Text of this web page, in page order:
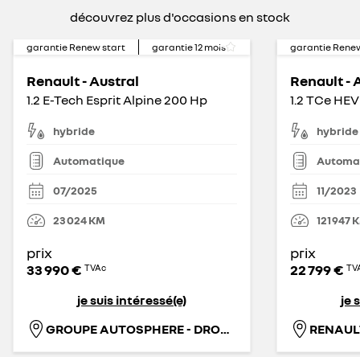
découvrez plus d'occasions en stock
garantie Renew start garantie12 mois
Renault - Austral
1.2 E-Tech Esprit Alpine 200 Hp
hybride
Automatique
07/2025
23 024KM
prix
33 990 € TVAc
je suis intéressé(e)
GROUPE AUTOSPHERE - DROGENBOS
garantie
Renault -
hybride
11/2023
121 947
prix
22 799 €
je